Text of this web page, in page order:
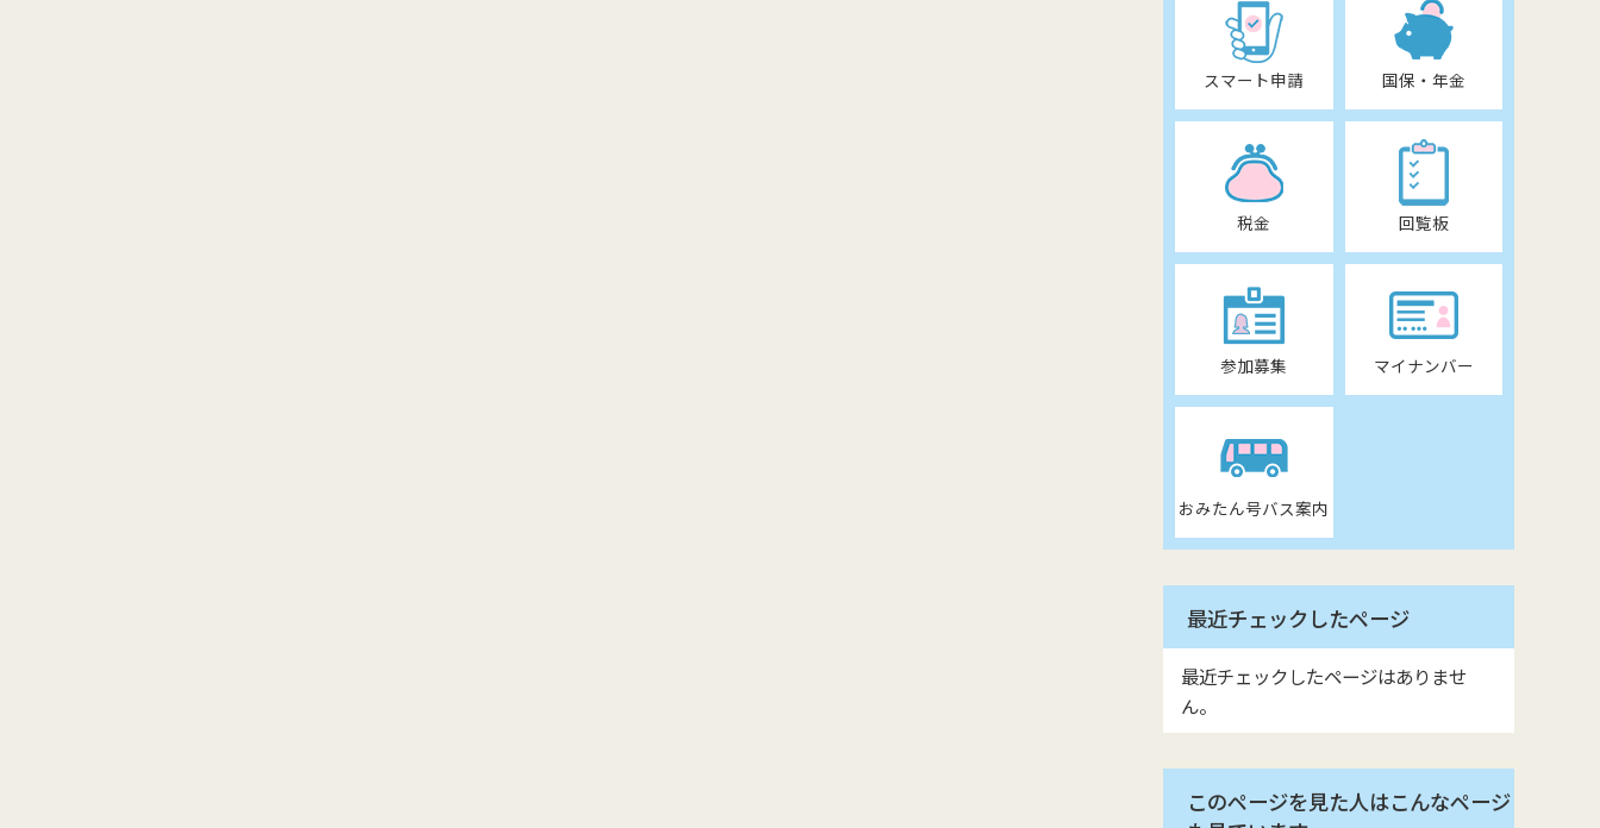
スマート申請 国保・年金
税金 回覧板
参加募集 マイナンバー
おみたん号バス案内
最近チェックしたページ
最近チェックしたページはありませ
ん。
このページを見た人はこんなページ